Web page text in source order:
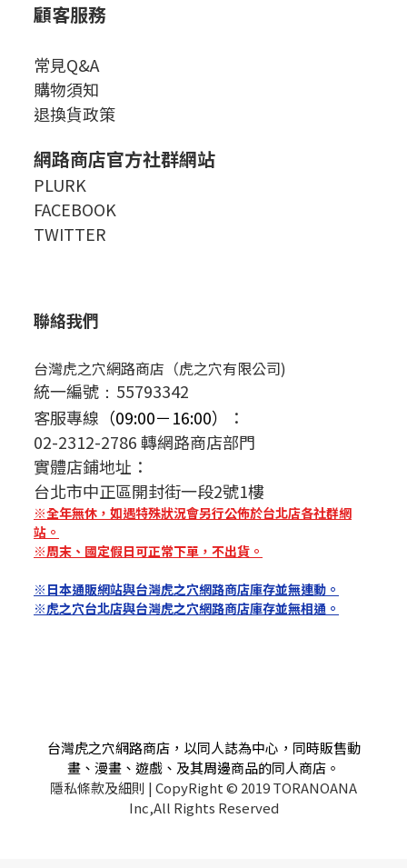
顧客服務
常見Q&A
購物須知
退換貨政策
網路商店官方社群網站
PLURK
FACEBOOK
TWITTER
聯絡我們
台灣虎之穴網路商店（虎之穴有限公司)
統一編號 ： 55793342
客服專線 （09:00－16:00）
：
02-2312-2786 轉網路商店部門
實體店鋪地址：
台北市中正區開封街一段2號1樓
※全年無休，如遇特殊狀況會另行公佈於台北店各社群網
站。
※周末、國定假日可正常下單，不出貨。
※日本通販網站與台灣虎之穴網路商店庫存並無連動。
※虎之穴台北店與台灣虎之穴網路商店庫存並無相通。
台灣虎之穴網路商店，以同人誌為中心，同時販售動
畫、漫畫、遊戲、及其周邊商品的同人商店。
隱私條款及細則 | CopyRight © 2019 TORANOANA
Inc,All Rights Reserved